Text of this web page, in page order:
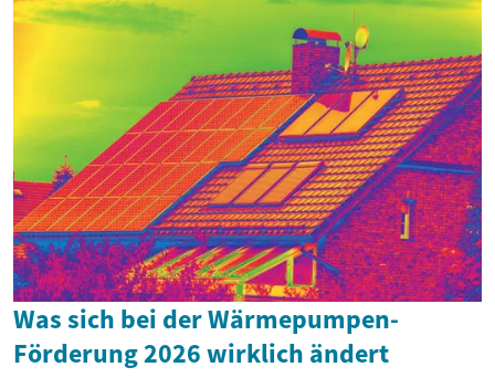
Was sich bei der Wärmepumpen-
Förderung 2026 wirklich ändert